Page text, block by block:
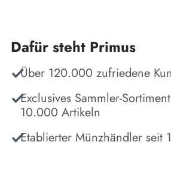
Dafür steht Primus
Über 120.000 zufriedene
Exclusives Sammler-
10.000 Artikeln
Etablierter Münzhändler seit